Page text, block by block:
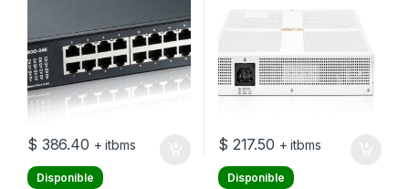
$ 386.40 + itbms
Disponible
rack – PoE+ (124 W)
$ 217.50 + itbms
Disponible